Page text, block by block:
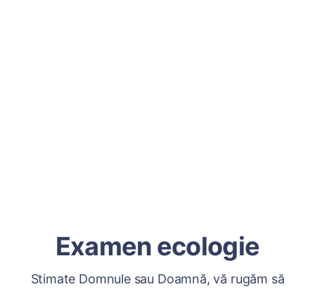
Examen ecologie
Stimate Domnule sau Doamnă, vă rugăm să